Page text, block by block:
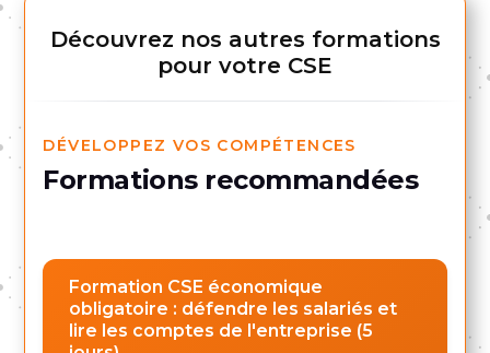
Découvrez nos autres formations
pour votre CSE
DÉVELOPPEZ VOS COMPÉTENCES
Formations recommandées
Formation CSE économique
obligatoire : défendre les salariés et
lire les comptes de l'entreprise (5